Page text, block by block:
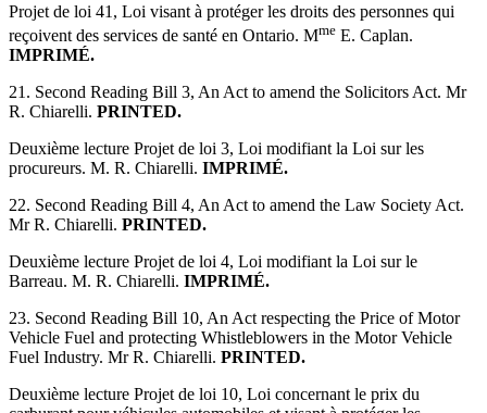
Projet de loi 41, Loi visant à protéger les droits des personnes qui
reçoivent des services de santé en Ontario. Mme E. Caplan.
IMPRIMÉ.
21. Second Reading Bill 3, An Act to amend the Solicitors Act. Mr
R. Chiarelli. PRINTED.
Deuxième lecture Projet de loi 3, Loi modifiant la Loi sur les
procureurs. M. R. Chiarelli. IMPRIMÉ.
22. Second Reading Bill 4, An Act to amend the Law Society Act.
Mr R. Chiarelli. PRINTED.
Deuxième lecture Projet de loi 4, Loi modifiant la Loi sur le
Barreau. M. R. Chiarelli. IMPRIMÉ.
23. Second Reading Bill 10, An Act respecting the Price of Motor
Vehicle Fuel and protecting Whistleblowers in the Motor Vehicle
Fuel Industry. Mr R. Chiarelli. PRINTED.
Deuxième lecture Projet de loi 10, Loi concernant le prix du